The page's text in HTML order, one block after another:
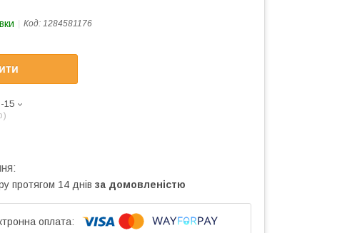
Код: 1284581176
15
протягом 14 днів за домовленістю